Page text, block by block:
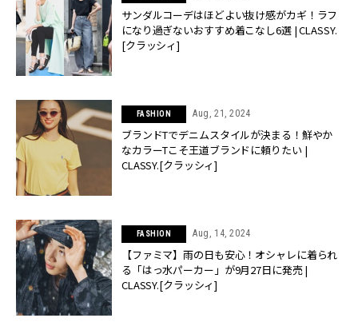
サンダルコーデはほどよい抜け感がカギ！ラフ
になり過ぎないおすすめ着こなし6選 | CLASSY.
[クラッシィ]
FASHION Aug, 21, 2024
ブランドTでデニムスタイルが決まる！鮮やか
なカラーTこそ王道ブランドに頼りたい |
CLASSY.[クラッシィ]
FASHION Aug, 14, 2024
【ファミマ】雨の日も安心！オシャレに着られ
る「はっ水パーカー」が9月27日に発売 |
CLASSY.[クラッシィ]